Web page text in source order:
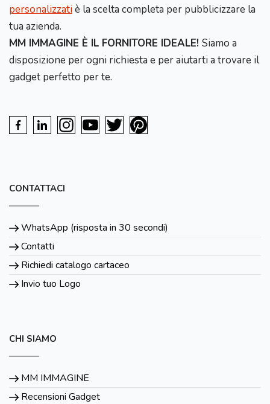
personalizzatiè la scelta completa per pubblicizzare la
tua azienda.
MM IMMAGINE È IL FORNITORE IDEALE! Siamo a
disposizione per ogni richiesta e per aiutarti a trovare il
gadget perfetto per te.
CONTATTACI
WhatsApp (risposta in 30 secondi)
Contatti
Richiedi catalogo cartaceo
Invio tuo Logo
CHI SIAMO
MM IMMAGINE
Recensioni Gadget